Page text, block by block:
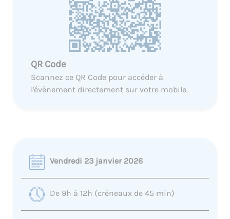
QR Code
Scannez ce QR Code pour accéder à
l'évènement directement sur votre mobile.
Vendredi 23 janvier 2026
De 9h à 12h (créneaux de 45 min)